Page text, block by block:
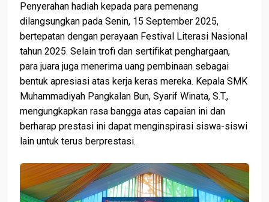
Penyerahan hadiah kepada para pemenang
dilangsungkan pada Senin, 15 September 2025,
bertepatan dengan perayaan Festival Literasi Nasional
tahun 2025. Selain trofi dan sertifikat penghargaan,
para juara juga menerima uang pembinaan sebagai
bentuk apresiasi atas kerja keras mereka. Kepala SMK
Muhammadiyah Pangkalan Bun, Syarif Winata, S.T.,
mengungkapkan rasa bangga atas capaian ini dan
berharap prestasi ini dapat menginspirasi siswa-siswi
lain untuk terus berprestasi.